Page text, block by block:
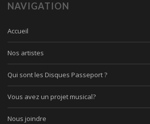
NAVIGATION
Accueil
Nos artistes
Qui sont les Disques Passeport ?
Vous avez un projet musical?
Nous joindre